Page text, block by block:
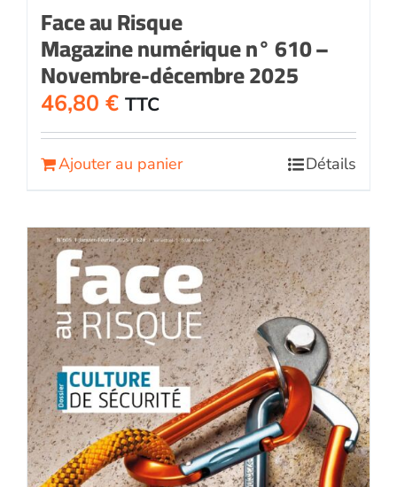
Face au Risque
Magazine numérique n° 610 –
Novembre-décembre 2025
46,80 € TTC
Ajouter au panier Détails